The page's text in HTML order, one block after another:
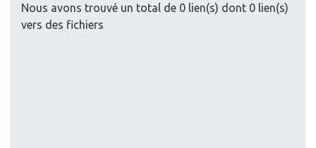
Nous avons trouvé un total de 0 lien(s) dont 0 lien(s)
vers des fichiers